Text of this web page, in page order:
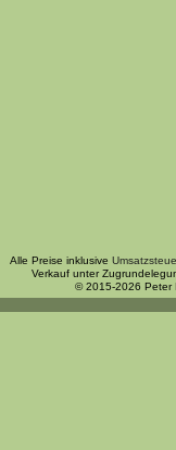
Alle Preise inklusive
Verkauf unter
© 2015-2026 Peter